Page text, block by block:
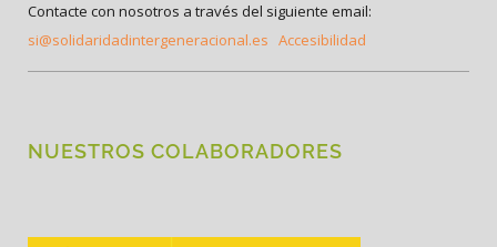
Contacte con nosotros a través del siguiente email:
si@solidaridadintergeneracional.es Accesibilidad
NUESTROS COLABORADORES